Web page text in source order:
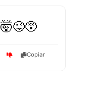
🤯😜😵
Copiar